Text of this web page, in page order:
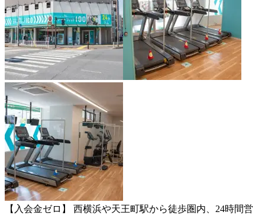
【入会金ゼロ】 西横浜や天王町駅から徒歩圏内、24時間営